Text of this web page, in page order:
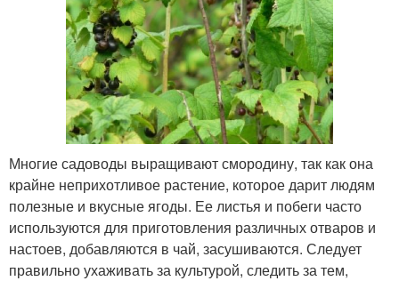
Многие садоводы выращивают смородину, так как она
крайне неприхотливое растение, которое дарит людям
полезные и вкусные ягоды. Ее листья и побеги часто
используются для приготовления различных отваров и
настоев, добавляются в чай, засушиваются. Следует
правильно ухаживать за культурой, следить за тем,